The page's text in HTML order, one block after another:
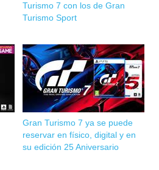
Turismo 7 con los de Gran
Turismo Sport
Gran Turismo 7 ya se puede
reservar en físico, digital y en
su edición 25 Aniversario